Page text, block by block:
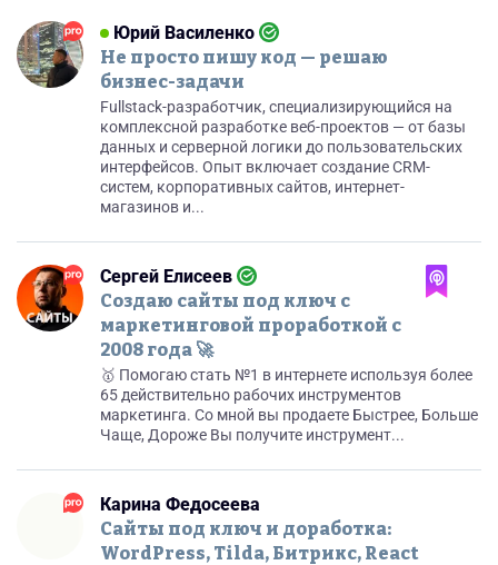
Юрий Василенко
Не просто пишу код — решаю
бизнес-задачи
Fullstack-разработчик, специализирующийся на
комплексной разработке веб-проектов — от базы
данных и серверной логики до пользовательских
интерфейсов. Опыт включает создание CRM-
систем, корпоративных сайтов, интернет-
магазинов и...
Сергей Елисеев
Создаю сайты под ключ с
маркетинговой проработкой с
2008 года 🚀
🥇 Помогаю стать №1 в интернете используя более
65 действительно рабочих инструментов
маркетинга. Со мной вы продаете Быстрее, Больше
Чаще, Дороже Вы получите инструмент...
Карина Федосеева
Сайты под ключ и доработка:
WordPress, Tilda, Битрикс, React